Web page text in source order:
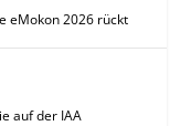
eMokon 2026 rückt
auf der IAA